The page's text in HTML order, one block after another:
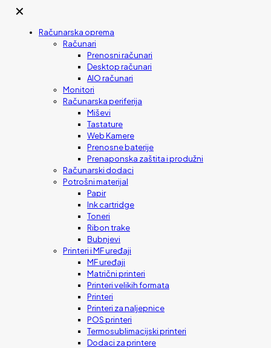
✕
Računarska oprema
Računari
Prenosni računari
Desktop računari
AIO računari
Monitori
Računarska periferija
Miševi
Tastature
Web Kamere
Prenosne baterije
Prenaponska zaštita i produžni
Računarski dodaci
Potrošni materijal
Papir
Ink cartridge
Toneri
Ribon trake
Bubnjevi
Printeri i MF uređaji
MF uređaji
Matrični printeri
Printeri velikih formata
Printeri
Printeri za naljepnice
POS printeri
Termosublimacijski printeri
Dodaci za printere